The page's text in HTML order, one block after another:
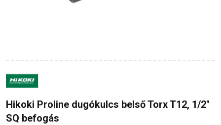
Hikoki Proline dugókulcs belső Torx T12, 1/2"
SQ befogás